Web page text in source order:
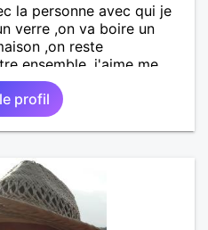
la personne avec qui je
verre ,on va boire un
,on reste
ensemble .j'aime me
des film , aller au
tous rire
profil